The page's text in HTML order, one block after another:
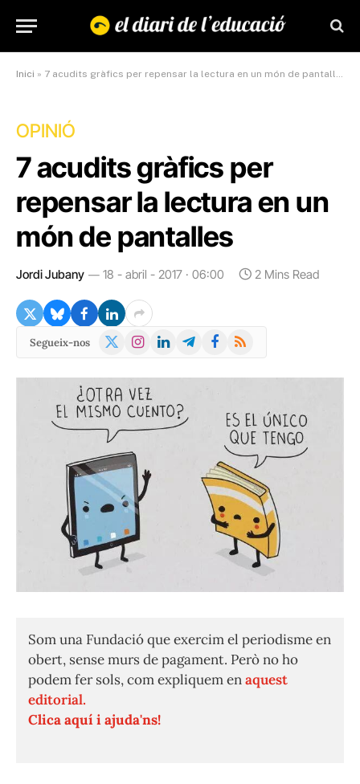
Inici » 7 acudits gràfics per repensar la lectura en un món de pantalles
OPINIÓ
7 acudits gràfics per
repensar la lectura en un
món de pantalles
Jordi Jubany 18 - abril - 2017 · 06:00 2 Mins Read
Segueix-nos
X
Instagram
LinkedInTelegramFacebook
RSS
Som una Fundació que exercim el periodisme en
obert, sense murs de pagament. Però no ho
podem fer sols, com expliquem enaquest
editorial.
Clica aquí i ajuda'ns!